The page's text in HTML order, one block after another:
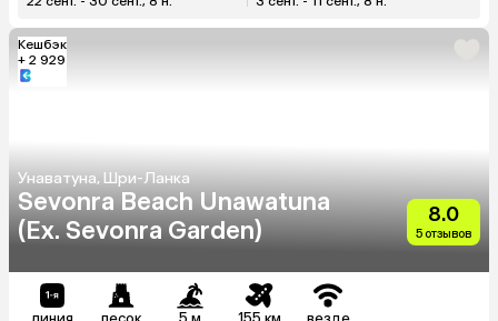
Кешбэк
+ 2 929
Унаватуна, Шри-Ланка
Sevonra Beach Unawatuna
(Ex. Sevonra Garden)
8.0
5 отзывов